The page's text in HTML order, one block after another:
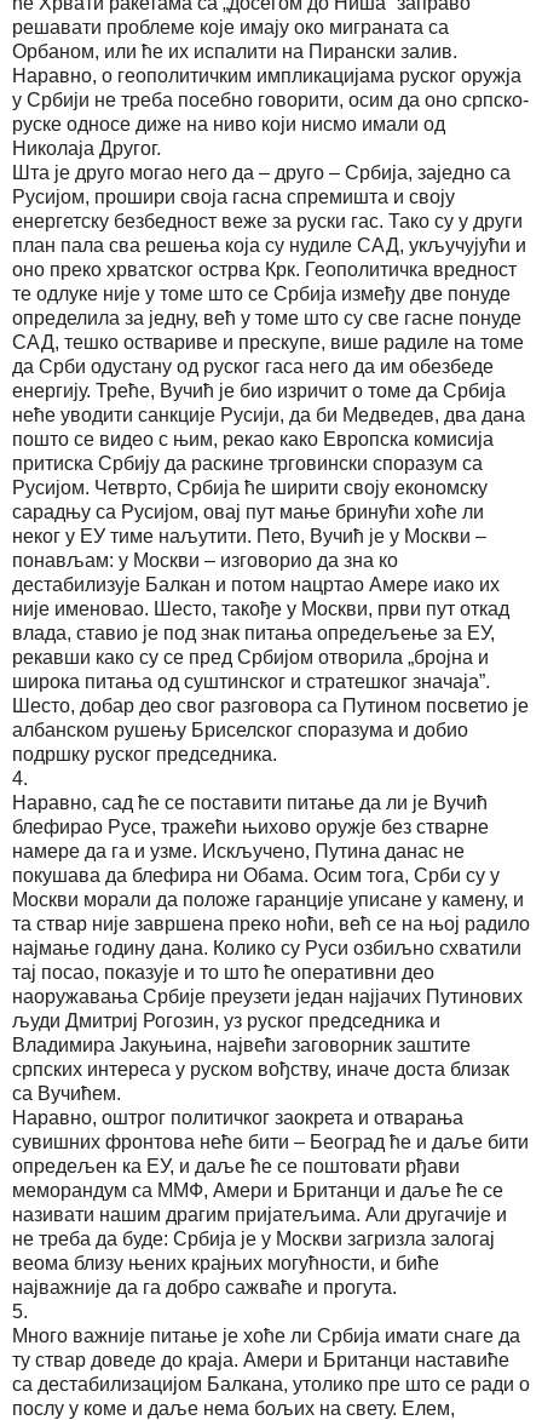
решавати проблеме које имају око миграната са
Орбаном, или ће их испалити на Пирански залив.
Наравно, о геополитичким импликацијама руског оружја
у Србији не треба посебно говорити, осим да оно српско-
руске односе диже на ниво који нисмо имали од
Николаја Другог.
Шта је друго могао него да – друго – Србија, заједно са
Русијом, прошири своја гасна спремишта и своју
енергетску безбедност веже за руски гас. Тако су у други
план пала сва решења која су нудиле САД, укључујући и
оно преко хрватског острва Крк. Геополитичка вредност
те одлуке није у томе што се Србија између две понуде
определила за једну, већ у томе што су све гасне понуде
САД, тешко оствариве и прескупе, више радиле на томе
да Срби одустану од руског гаса него да им обезбеде
енергију. Треће, Вучић је био изричит о томе да Србија
неће уводити санкције Русији, да би Медведев, два дана
пошто се видео с њим, рекао како Европска комисија
притиска Србију да раскине трговински споразум са
Русијом. Четврто, Србија ће ширити своју економску
сарадњу са Русијом, овај пут мање бринући хоће ли
неког у ЕУ тиме наљутити. Пето, Вучић је у Москви –
понављам: у Москви – изговорио да зна ко
дестабилизује Балкан и потом нацртао Амере иако их
није именовао. Шесто, такође у Москви, први пут откад
влада, ставио је под знак питања опредељење за ЕУ,
рекавши како су се пред Србијом отворила „бројна и
широка питања од суштинског и стратешког значаја”.
Шесто, добар део свог разговора са Путином посветио је
албанском рушењу Бриселског споразума и добио
подршку руског председника.
4.
Наравно, сад ће се поставити питање да ли је Вучић
блефирао Русе, тражећи њихово оружје без стварне
намере да га и узме. Искључено, Путина данас не
покушава да блефира ни Обама. Осим тога, Срби су у
Москви морали да положе гаранције уписане у камену, и
та ствар није завршена преко ноћи, већ се на њој радило
најмање годину дана. Колико су Руси озбиљно схватили
тај посао, показује и то што ће оперативни део
наоружавања Србије преузети један најјачих Путинових
људи Дмитриј Рогозин, уз руског председника и
Владимира Јакуњина, највећи заговорник заштите
српских интереса у руском вођству, иначе доста близак
са Вучићем.
Наравно, оштрог политичког заокрета и отварања
сувишних фронтова неће бити – Београд ће и даље бити
опредељен ка ЕУ, и даље ће се поштовати рђави
меморандум са ММФ, Амери и Британци и даље ће се
називати нашим драгим пријатељима. Али другачије и
не треба да буде: Србија је у Москви загризла залогај
веома близу њених крајњих могућности, и биће
најважније да га добро сажваће и прогута.
5.
Много важније питање је хоће ли Србија имати снаге да
ту ствар доведе до краја. Амери и Британци наставиће
са дестабилизацијом Балкана, утолико пре што се ради о
послу у коме и даље нема бољих на свету. Елем,